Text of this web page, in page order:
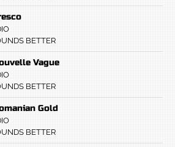
BETTER
Vague
BETTER
Gold
BETTER